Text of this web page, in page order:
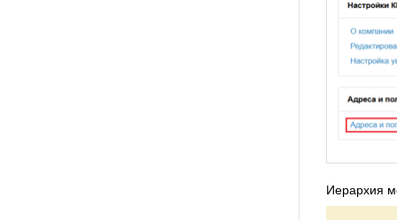
Иерархия